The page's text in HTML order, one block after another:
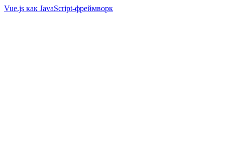
Vue.js как JavaScript-фреймворк